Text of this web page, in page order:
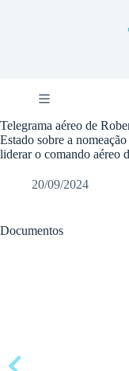
a
o
c
ú
Telegrama aéreo de
Estado sobre a
liderar o comando aéreo
20/09/2024
Documentos